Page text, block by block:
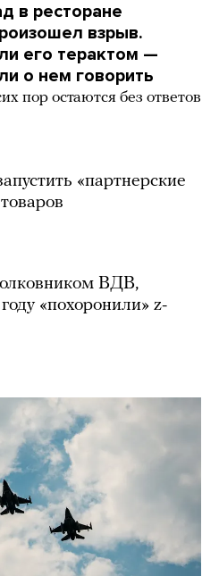
в ресторане
взрыв.
его терактом —
о нем говорить
пор остаются без ответов
«партнерские
ВДВ,
«похоронили» z-